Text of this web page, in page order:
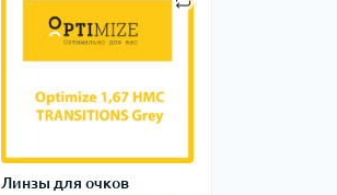
Линзы для очков